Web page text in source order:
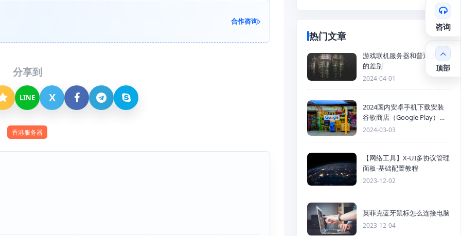
合作咨询
分享到
LINE X
香港服务器
热门文章
游戏联机服务器和普通服务器
的差别
2024-04-01
2024国内安卓手机下载安装
谷歌商店（Google Play）详
细步骤
2024-03-03
【网络工具】X-UI多协议管理
面板-基础配置教程
2023-12-02
英菲克蓝牙鼠标怎么连接电脑
2023-12-04
咨询
顶部